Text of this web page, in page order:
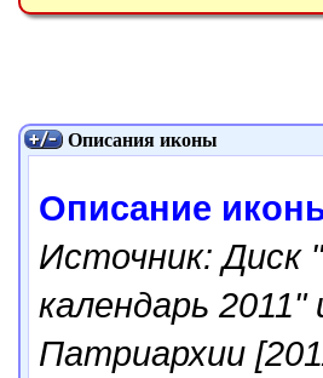
Описания иконы
Описание
Источник: Диск
календарь
Патриархии